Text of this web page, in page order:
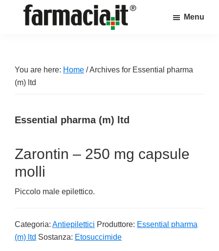
sul
mondo
online
Menu
You are here: Home /Archives for Essential pharma
(m) ltd
Essential pharma (m) ltd
Zarontin – 250 mg capsule
molli
Piccolo male epilettico.
Categoria: Antiepilettici Produttore: Essential pharma
(m) ltd Sostanza: Etosuccimide